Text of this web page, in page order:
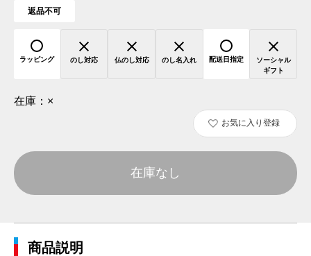
返品不可
ラッピング のし対応 仏のし対応 のし名入れ 配送日指定
ソーシャル
ギフト
在庫： ×
お気に入り登録
在庫なし
商品説明